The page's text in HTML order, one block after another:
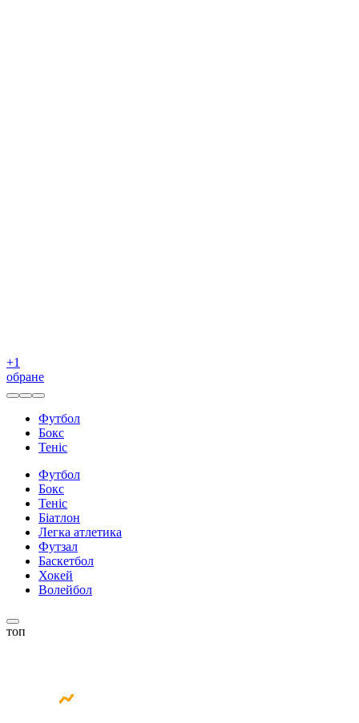
+1
обране
Футбол
Бокс
Теніс
Футбол
Бокс
Теніс
Біатлон
Легка атлетика
Футзал
Баскетбол
Хокей
Волейбол
топ